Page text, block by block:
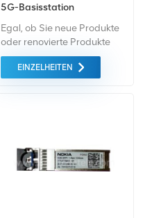
5G-Basisstation
Egal, ob Sie neue Produkte
oder renovierte Produkte
benötigen, wir kümmern uns
um alles Garantie als
Green-Market-Geräte der
EINZELHEITEN